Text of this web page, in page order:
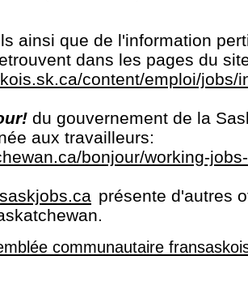
ainsi que de l'information
dans les pages du
content/emploi/jobs/
du gouvernement de la
aux travailleurs:
bonjour/working-
présente d'autres
communautaire